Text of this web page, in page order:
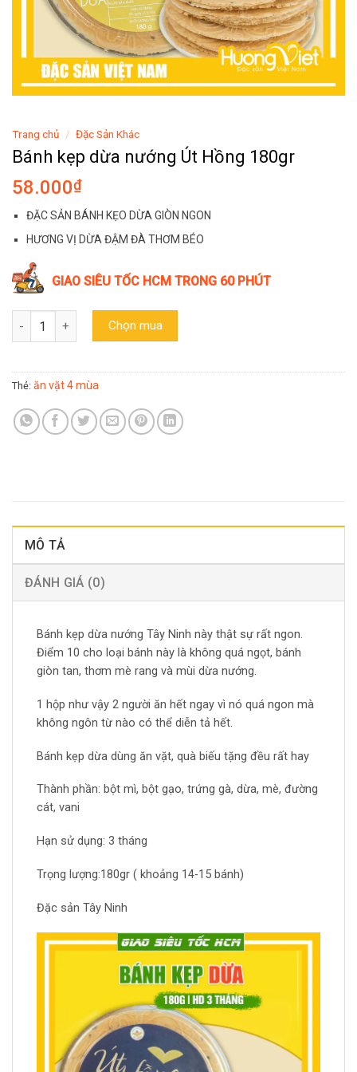
Trang chủ / Đặc Sản Khác
Bánh kẹp dừa nướng Út Hồng 180gr
58.000₫
ĐẶC SẢN BÁNH KẸO DỪA GIÒN NGON
HƯƠNG VỊ DỪA ĐẬM ĐÀ THƠM BÉO
GIAO SIÊU TỐC HCM TRONG 60 PHÚT
Bánh kẹp dừa nướng Út Hồng 180gr số lượng
Chọn mua
Thẻ: ăn vặt 4 mùa
MÔ TẢ
ĐÁNH GIÁ (0)
Bánh kẹp dừa nướng Tây Ninh này thật sự rất ngon.
Điểm 10 cho loại bánh này là không quá ngọt, bánh
giòn tan, thơm mè rang và mùi dừa nướng.
1 hộp như vậy 2 người ăn hết ngay vì nó quá ngon mà
không ngôn từ nào có thể diễn tả hết.
Bánh kẹp dừa dùng ăn vặt, quà biếu tặng đều rất hay
Thành phần: bột mì, bột gạo, trứng gà, dừa, mè, đường
cát, vani
Hạn sử dụng: 3 tháng
Trọng lượng:180gr ( khoảng 14-15 bánh)
Đặc sản Tây Ninh